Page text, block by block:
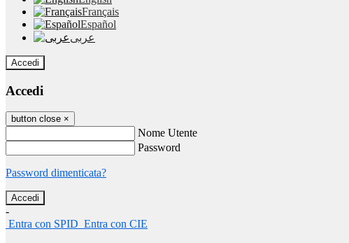
Français
Español
عربى
Accedi
Accedi
button close ×
Nome Utente
Password
Password dimenticata?
-
Entra con SPID Entra con CIE